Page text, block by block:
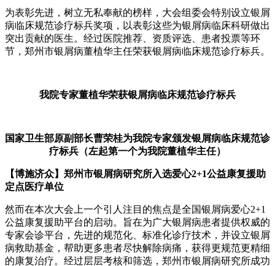
为表彰先进，树立无私奉献的榜样，大会组委会特别设立银屑
病临床规范诊疗标兵奖项，以表彰这些为银屑病临床科研做出
突出贡献的医生。经过医院推荐、资质评选、患者投票等环
节，郑州市银屑病董植华主任荣获银屑病临床规范诊疗标兵。
我院专家董植华荣获银屑病临床规范诊疗标兵
国家卫生部原副部长曹荣桂为我院专家颁发银屑病临床规范诊
疗标兵（左起第一个为我院董植华主任）
【博施济众】郑州市银屑病研究所入选爱心2+1公益康复援助
定点医疗单位
然而在本次大会上一个引人注目的焦点是全国银屑病爱心2+1
公益康复援助平台的启动。旨在为广大银屑病患者提供权威的
专家会诊平台，先进的规范化、标准化诊疗技术，并设立银屑
病救助基金，帮助更多患者尽快解除病痛，获得更规范更精细
的康复治疗。经过层层考核和筛选，郑州市银屑病研究所成功